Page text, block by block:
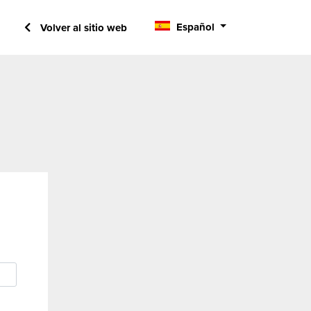
Volver al sitio web Español